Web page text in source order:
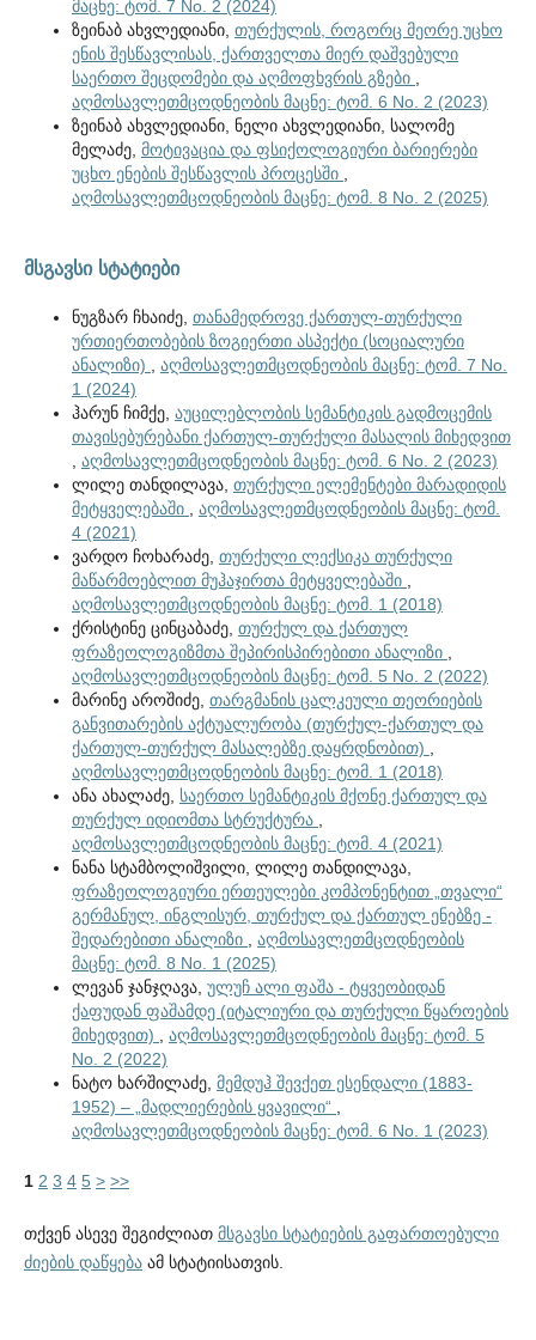
მაცნე: ტომ. 7 No. 2 (2024)
ზეინაბ ახვლედიანი, თურქულის, როგორც მეორე უცხო
ენის შესწავლისას, ქართველთა მიერ დაშვებული
საერთო შეცდომები და აღმოფხვრის გზები
აღმოსავლეთმცოდნეობის მაცნე: ტომ. 6 No. 2 (2023)
ზეინაბ ახვლედიანი, ნელი ახვლედიანი, სალომე
მელაძე, მოტივაცია და ფსიქოლოგიური ბარიერები
უცხო ენების შესწავლის პროცესში
აღმოსავლეთმცოდნეობის მაცნე: ტომ. 8 No. 2 (2025)
მსგავსი სტატიები
ნუგზარ ჩხაიძე, თანამედროვე ქართულ-თურქული
ურთიერთობების ზოგიერთი ასპექტი (სოციალური
ანალიზი)
აღმოსავლეთმცოდნეობის მაცნე: ტომ. 7 No.
1 (2024)
ჰარუნ ჩიმქე, აუცილებლობის სემანტიკის გადმოცემის
თავისებურებანი ქართულ-თურქული მასალის მიხედვით
აღმოსავლეთმცოდნეობის მაცნე: ტომ. 6 No. 2 (2023)
ლილე თანდილავა, თურქული ელემენტები მარადიდის
მეტყველებაში
აღმოსავლეთმცოდნეობის მაცნე: ტომ.
4 (2021)
ვარდო ჩოხარაძე, თურქული ლექსიკა თურქული
მაწარმოებლით მუჰაჯირთა მეტყველებაში
აღმოსავლეთმცოდნეობის მაცნე: ტომ. 1 (2018)
ქრისტინე ცინცაბაძე, თურქულ და ქართულ
ფრაზეოლოგიზმთა შეპირისპირებითი ანალიზი
აღმოსავლეთმცოდნეობის მაცნე: ტომ. 5 No. 2 (2022)
მარინე აროშიძე, თარგმანის ცალკეული თეორიების
განვითარების აქტუალურობა (თურქულ-ქართულ და
ქართულ-თურქულ მასალებზე დაყრდნობით)
აღმოსავლეთმცოდნეობის მაცნე: ტომ. 1 (2018)
ანა ახალაძე, საერთო სემანტიკის მქონე ქართულ და
თურქულ იდიომთა სტრუქტურა
აღმოსავლეთმცოდნეობის მაცნე: ტომ. 4 (2021)
ნანა სტამბოლიშვილი, ლილე თანდილავა,
ფრაზეოლოგიური ერთეულები კომპონენტით „თვალი“
გერმანულ, ინგლისურ, თურქულ და ქართულ ენებზე -
შედარებითი ანალიზი
აღმოსავლეთმცოდნეობის
მაცნე: ტომ. 8 No. 1 (2025)
ლევან ჯანჯღავა, ულუჩ ალი ფაშა - ტყვეობიდან
ქაფუდან ფაშამდე (იტალიური და თურქული წყაროების
მიხედვით)
აღმოსავლეთმცოდნეობის მაცნე: ტომ. 5
No. 2 (2022)
ნატო ხარშილაძე, მემდუჰ შევქეთ ესენდალი (1883-
1952) – „მადლიერების ყვავილი“
აღმოსავლეთმცოდნეობის მაცნე: ტომ. 6 No. 1 (2023)
1 2 3 4 5 > >>
თქვენ ასევე შეგიძლიათ მსგავსი სტატიების გაფართოებული
ძიების დაწყებაამ სტატიისათვის.